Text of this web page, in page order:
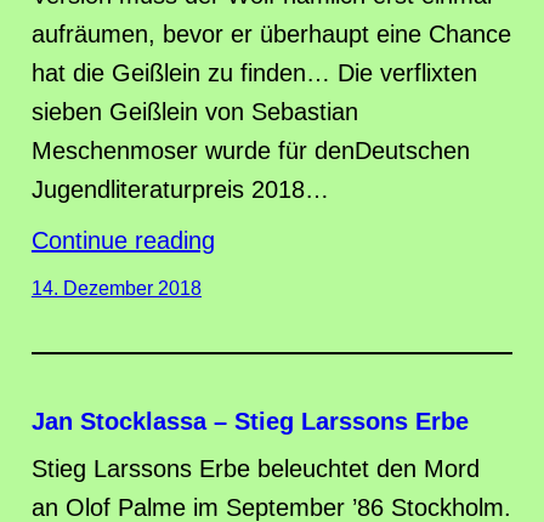
aufräumen, bevor er überhaupt eine Chance
hat die Geißlein zu finden… Die verflixten
sieben Geißlein von Sebastian
Meschenmoser wurde für denDeutschen
Jugendliteraturpreis 2018…
Continue reading
14. Dezember 2018
Jan Stocklassa – Stieg Larssons Erbe
Stieg Larssons Erbe beleuchtet den Mord
an Olof Palme im September ’86 Stockholm.